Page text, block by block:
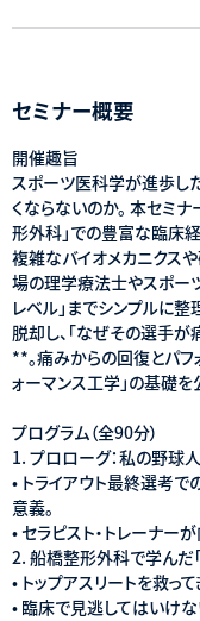
セミナー概要
開催趣旨
スポーツ医科学が進歩し
くならないのか。 本セミ
形外科」での豊富な臨床
複雑なバイオメカニクス
場の理学療法士やスポー
レベル」までシンプルに整
脱却し、「なぜその選手
**。痛みからの回復とパ
ォーマンス工学」の基礎を
プログラム（全90分）
1. プロローグ：私の野球
• トライアウト最終選考
意義。
• セラピスト・トレーナー
2. 船橋整形外科で学んだ
• トップアスリートを救っ
• 臨床で見逃してはいけな